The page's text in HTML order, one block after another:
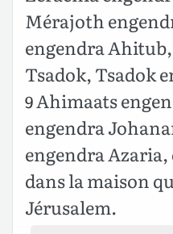
Mérajoth
engendra Ahitub,
Tsadok, Tsadok
9Ahimaats
engendra
engendra
dans la maison
Jérusalem.